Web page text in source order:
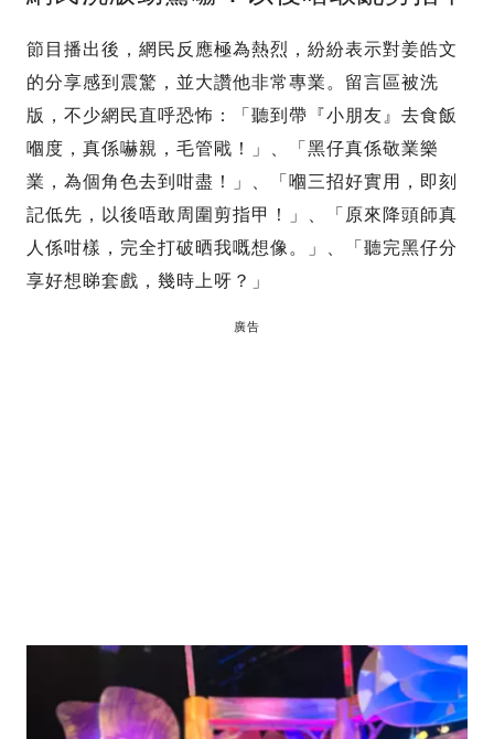
節目播出後，網民反應極為熱烈，紛紛表示對姜皓文
的分享感到震驚，並大讚他非常專業。留言區被洗
版，不少網民直呼恐怖：「聽到帶『小朋友』去食飯
嗰度，真係嚇親，毛管戙！」、「黑仔真係敬業樂
業，為個角色去到咁盡！」、「嗰三招好實用，即刻
記低先，以後唔敢周圍剪指甲！」、「原來降頭師真
人係咁樣，完全打破晒我嘅想像。」、「聽完黑仔分
享好想睇套戲，幾時上呀？」
廣告